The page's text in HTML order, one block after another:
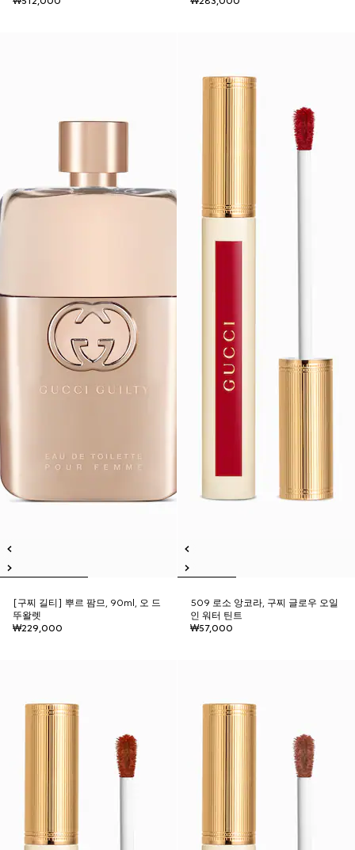
[구찌 길티] 뿌르 팜므, 90ml, 오 드
뚜왈렛
₩229,000
509 로소 앙코라, 구찌 글로우 오일
인 워터 틴트
₩57,000